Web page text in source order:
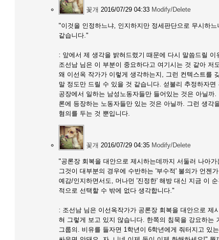
꽃개 2016/07/29 04:33 Modify/Delete
"이것을 인정하느냐, 인지하지만 정세판단으로 무시하
같습니다."
: 앞에서 제 생각을 밝혀드렸기 때문에 다시 말씀드릴
조선남 님은 이 부분이 중요하다고 여기시는 것 같아 저
왜 이선옥 작가가 이렇게 생각하는지, 그런 컨텍스트를
말 정도만 드릴 수 있을 것 같습니다. 섣불리 추정하자
공장에서 일하는 남성노동자들만 들어있는 것은 아닐
론에 등장하는 노동자들만 있는 것은 아닐까. 그런 생각
혐의를 두는 것 뿐입니다.
꽃개 2016/07/29 04:35 Modify/Delete
"공론장 회복을 대안으로 제시하는데까지 서둘러 나아
그것이 대부분의 경우에 수반하는 '부수적' 불의가 언젠
예감/인지하면서도, 머나먼 '진정한' 해방 대신 지금 이
적으로 선택할 수 밖에 없다 생각합니다."
: 조선남 님은 이선옥작가가 공론장 회복을 대안으로 제
혀 그렇게 보고 있지 않습니다. 한쪽의 침묵을 강요하는
그룹의. 비유를 들자면 1학년이 6학년에게 줘터지고 있